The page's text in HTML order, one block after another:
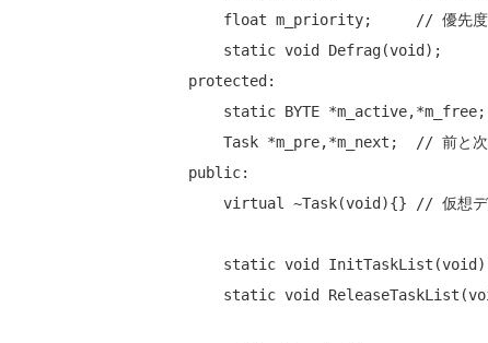
float m_priority; // 優先度
static void Defrag(void
protected :
static BYTE *m_active,*m_free;
    Task *m_pre,*m_next;
// 前と次
public:
virtual ~Task(void ){} // 仮想デ
static void InitTaskList(void
static void ReleaseTaskList(